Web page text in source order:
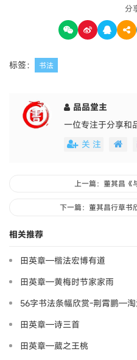
分
标签： 书法
品品堂主
一位专注于分享和
关 注
上一篇：董其昌
下一篇：董其昌行草书
相关推荐
田英章—楷法宏博有道
田英章—黄梅时节家家雨
56字书法条幅欣赏-荆霄鹏—
田英章—诗三首
田英章—葳之王桃